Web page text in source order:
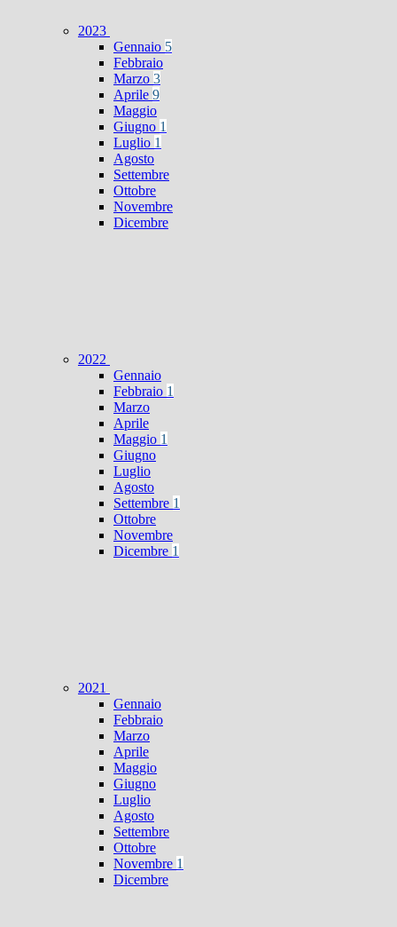
2023
Gennaio 5
Febbraio
Marzo 3
Aprile 9
Maggio
Giugno 1
Luglio 1
Agosto
Settembre
Ottobre
Novembre
Dicembre
2022
Gennaio
Febbraio 1
Marzo
Aprile
Maggio 1
Giugno
Luglio
Agosto
Settembre 1
Ottobre
Novembre
Dicembre 1
2021
Gennaio
Febbraio
Marzo
Aprile
Maggio
Giugno
Luglio
Agosto
Settembre
Ottobre
Novembre 1
Dicembre